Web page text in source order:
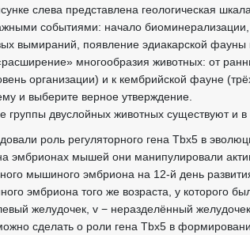
слева представлена геологическая
событиями: начало биоминерализации,
вымираний, появление эдиакарской фауны
многообразия животных: от
организации) и к кембрийской фауне
и выберите верное утверждение.
группы двуслойных животных существуют и
роль регуляторного гена Tbx5 в
эмбрионах мышей они манипулировали
мышиного эмбриона на 12-й день
эмбриона того же возраста, у которого
желудочек, v − неразделённый
сделать о роли гена Tbx5 в